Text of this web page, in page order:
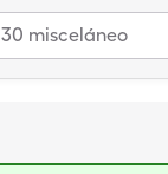
30 misceláneo